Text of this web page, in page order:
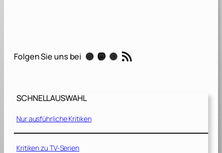
n
e
n
–
J
Folgen Sie uns bei Instagram Mastodon Threads RSS-Feed
SCHNELLAUSWAHL
Nur ausführliche Kritiken
Kritiken zu TV-Serien